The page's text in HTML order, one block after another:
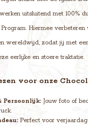
uitsluitend met 100%
Hiermee
wereldwijd, zodat jij met
eerlijke en stoere traktatie.
voor onze
Persoonlijk: Jouw foto of
Perfect voor